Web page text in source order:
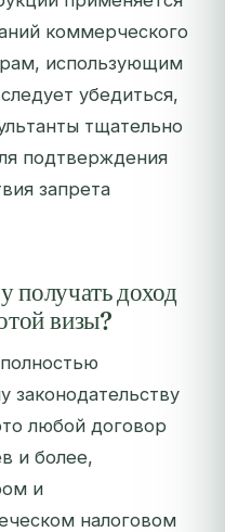
коммерческого
использующим
убедиться,
тщательно
подтверждения
запрета
доход
визы?
законодательству
любой договор
и более,
и
налоговом